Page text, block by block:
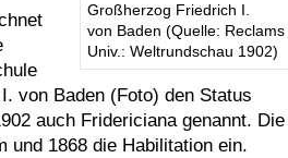
Großherzog Friedrich I.
von Baden (Quelle: Reclams
Univ.: Weltrundschau 1902)
von Baden (Foto) den Status
auch Fridericiana genannt. Die
und 1868 die Habilitation ein.